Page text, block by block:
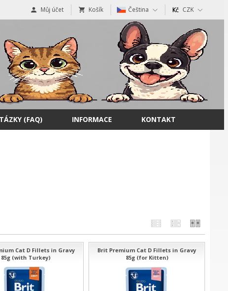
Můj účet Košík Čeština CZK
(FAQ) INFORMACE KONTAKT
Cat D Fillets in Gravy
85g (with Turkey)
Brit Premium Cat D Fillets in Gravy
85g (for Kitten)